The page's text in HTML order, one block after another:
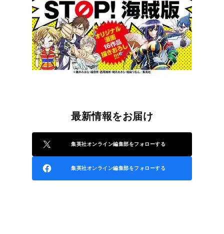
最新情報をお届け
集英社オンライン編集部をフォローする
集英社オンライン編集部をフォローする